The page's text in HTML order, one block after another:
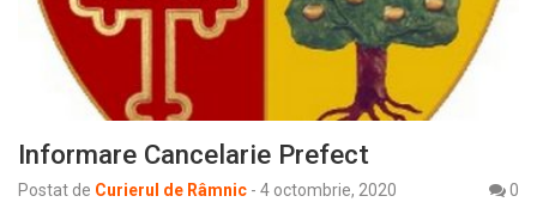
Informare Cancelarie Prefect
Postat de Curierul de Râmnic - 4 octombrie, 2020
0